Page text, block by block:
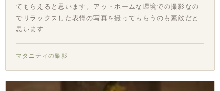
てもらえると思います。アットホームな環境での撮影なの
でリラックスした表情の写真を撮ってもらうのも素敵だと
思います
マタニティの撮影